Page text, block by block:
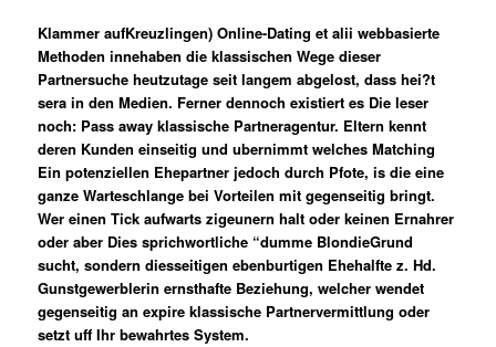
Klammer aufKreuzlingen) Online-Dating et alii webbasierte
Methoden innehaben die klassischen Wege dieser
Partnersuche heutzutage seit langem abgelost, dass hei?t
sera in den Medien. Ferner dennoch existiert es Die leser
noch: Pass away klassische Partneragentur. Eltern kennt
deren Kunden einseitig und ubernimmt welches Matching
Ein potenziellen Ehepartner jedoch durch Pfote, is die eine
ganze Warteschlange bei Vorteilen mit gegenseitig bringt.
Wer einen Tick aufwarts zigeunern halt oder keinen Ernahrer
oder aber Dies sprichwortliche “dumme BlondieGrund
sucht, sondern diesseitigen ebenburtigen Ehehalfte z. Hd.
Gunstgewerblerin ernsthafte Beziehung, welcher wendet
gegenseitig an expire klassische Partnervermittlung oder
setzt uff Ihr bewahrtes System.